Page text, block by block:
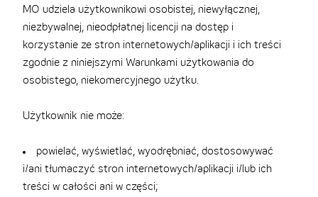
MO udziela użytkownikowi osobistej, niewyłącznej,
niezbywalnej, nieodpłatnej licencji na dostęp i
korzystanie ze stron internetowych/aplikacji i ich treści
zgodnie z niniejszymi Warunkami użytkowania do
osobistego, niekomercyjnego użytku.
Użytkownik nie może:
powielać, wyświetlać, wyodrębniać, dostosowywać
i/ani tłumaczyć stron internetowych/aplikacji i/lub ich
treści w całości ani w części;